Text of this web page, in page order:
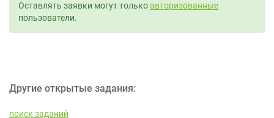
Оставлять заявки могут толькоавторизованные
пользователи.
Другие открытые задания:
поиск заданий